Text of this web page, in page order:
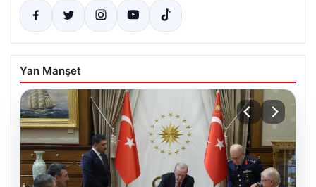
Yan Manşet